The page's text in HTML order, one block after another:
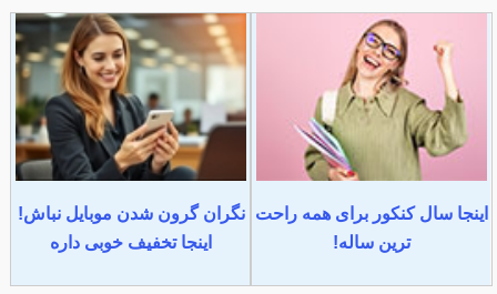
اینجا سال کنکور برای همه راحت
ترین ساله!
نگران گرون شدن موبایل نباش!
اینجا تخفیف خوبی داره